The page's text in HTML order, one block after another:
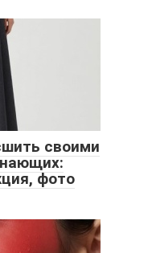
своими
фото